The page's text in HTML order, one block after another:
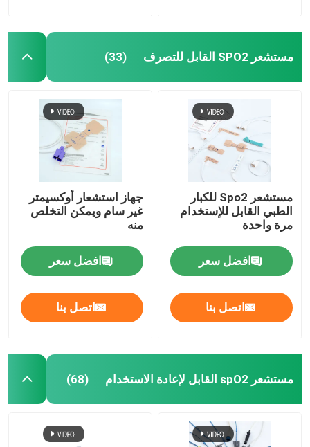
مستشعر SPO2 القابل للتصرف (33)
مستشعر Spo2 للكبار
الطبي القابل للإستخدام
مرة واحدة
افضل سعر
اتصل بنا
جهاز استشعار أوكسيمتر
غير سام ويمكن التخلص
منه
افضل سعر
اتصل بنا
مستشعر spO2 القابل لإعادة الاستخدام (68)